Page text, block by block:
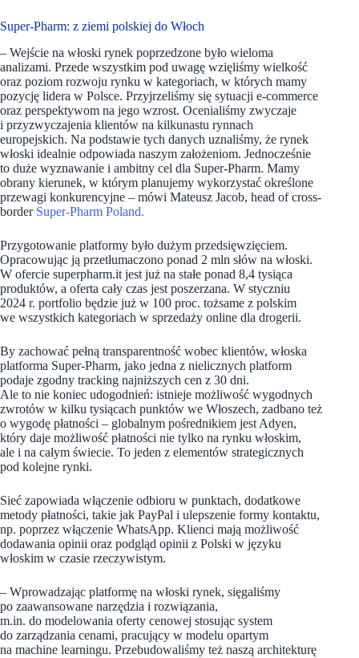
Super-Pharm: z ziemi polskiej do Włoch
– Wejście na włoski rynek poprzedzone było wieloma
analizami. Przede wszystkim pod uwagę wzięliśmy wielkość
oraz poziom rozwoju rynku w kategoriach, w których mamy
pozycję lidera w Polsce. Przyjrzeliśmy się sytuacji e-commerce
oraz perspektywom na jego wzrost. Ocenialiśmy zwyczaje
i przyzwyczajenia klientów na kilkunastu rynnach
europejskich. Na podstawie tych danych uznaliśmy, że rynek
włoski idealnie odpowiada naszym założeniom. Jednocześnie
to duże wyznawanie i ambitny cel dla Super-Pharm. Mamy
obrany kierunek, w którym planujemy wykorzystać określone
przewagi konkurencyjne – mówi Mateusz Jacob, head of cross-
border Super-Pharm Poland.
Przygotowanie platformy było dużym przedsięwzięciem.
Opracowując ją przetłumaczono ponad 2 mln słów na włoski.
W ofercie superpharm.it jest już na stałe ponad 8,4 tysiąca
produktów, a oferta cały czas jest poszerzana. W styczniu
2024 r. portfolio będzie już w 100 proc. tożsame z polskim
we wszystkich kategoriach w sprzedaży online dla drogerii.
By zachować pełną transparentność wobec klientów, włoska
platforma Super-Pharm, jako jedna z nielicznych platform
podaje zgodny tracking najniższych cen z 30 dni.
Ale to nie koniec udogodnień: istnieje możliwość wygodnych
zwrotów w kilku tysiącach punktów we Włoszech, zadbano też
o wygodę płatności – globalnym pośrednikiem jest Adyen,
który daje możliwość płatności nie tylko na rynku włoskim,
ale i na całym świecie. To jeden z elementów strategicznych
pod kolejne rynki.
Sieć zapowiada włączenie odbioru w punktach, dodatkowe
metody płatności, takie jak PayPal i ulepszenie formy kontaktu,
np. poprzez włączenie WhatsApp. Klienci mają możliwość
dodawania opinii oraz podgląd opinii z Polski w języku
włoskim w czasie rzeczywistym.
– Wprowadzając platformę na włoski rynek, sięgaliśmy
po zaawansowane narzędzia i rozwiązania,
m.in. do modelowania oferty cenowej stosując system
do zarządzania cenami, pracujący w modelu opartym
na machine learningu. Przebudowaliśmy też naszą architekturę